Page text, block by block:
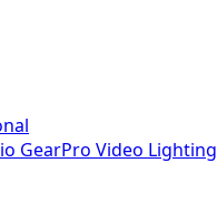
GearPro Video Lighting